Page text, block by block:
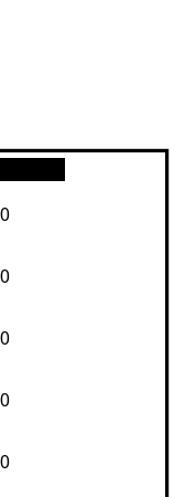
0
0
0
0
0